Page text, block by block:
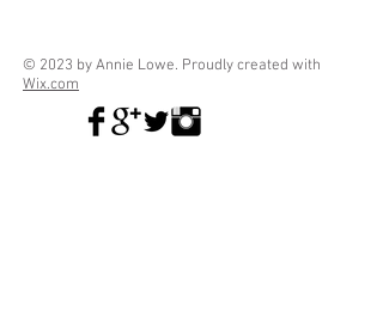
© 2023 by Annie Lowe. Proudly created with
Wix.com